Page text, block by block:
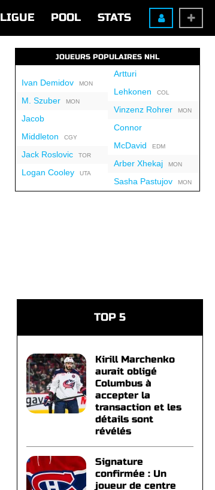
LIGUE POOL STATS
JOUEURS POPULAIRES NHL
Ivan DemidovMON
M. SzuberMON
Jacob
Middleton CGY
Jack RoslovicTOR
Logan CooleyUTA
Artturi
Lehkonen COL
Vinzenz RohrerMON
Connor
McDavid EDM
Arber XhekajMON
Sasha PastujovMON
TOP 5
Kirill Marchenko
aurait obligé
Columbus à
accepter la
transaction et les
détails sont
révélés
Signature
confirmée : Un
joueur de centre